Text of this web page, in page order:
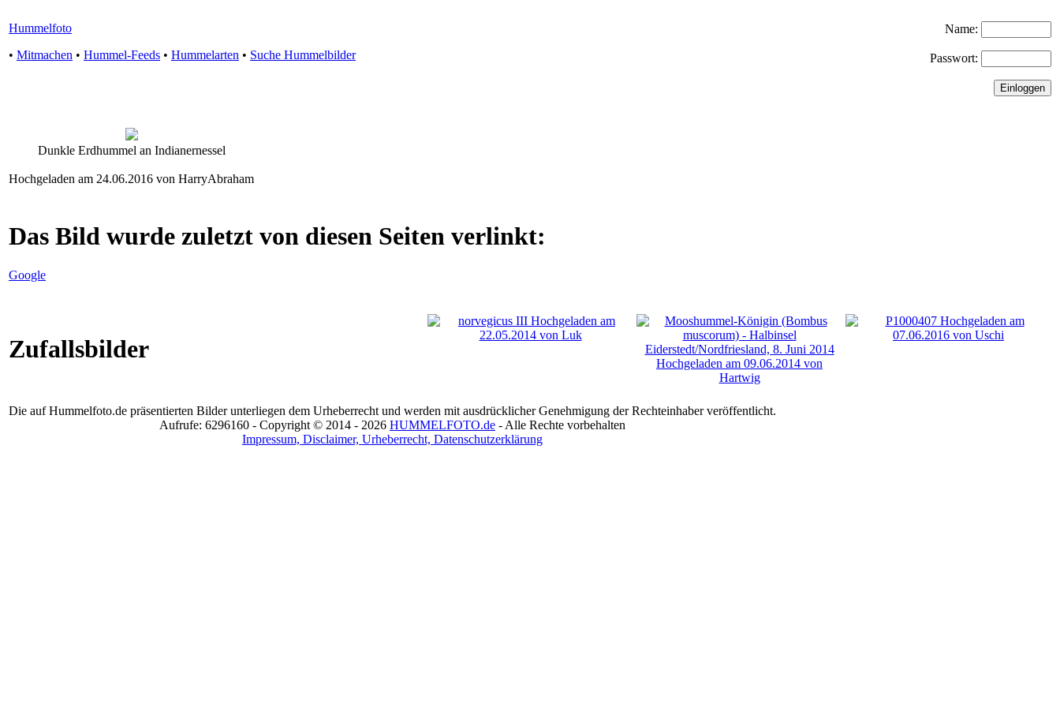
Hummelfoto
• Mitmachen • Hummel-Feeds • Hummelarten • Suche Hummelbilder
Name:
Passwort:
Dunkle Erdhummel an Indianernessel
Hochgeladen am 24.06.2016 von HarryAbraham
Das Bild wurde zuletzt von diesen Seiten verlinkt:
Google
Zufallsbilder
Die auf Hummelfoto.de präsentierten Bilder unterliegen dem Urheberrecht und werden mit ausdrücklicher Genehmigung der Rechteinhaber veröffentlicht.
Aufrufe: 6296160 - Copyright © 2014 - 2026 HUMMELFOTO.de - Alle Rechte vorbehalten
Impressum, Disclaimer, Urheberrecht, Datenschutzerklärung